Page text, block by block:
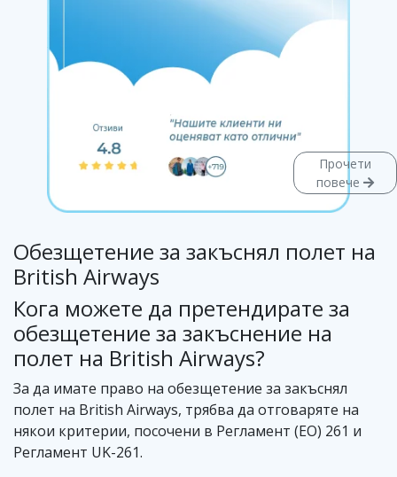
Прочети
повече
Обезщетение за закъснял полет на
British Airways
Кога можете да претендирате за
обезщетение за закъснение на
полет на British Airways?
За да имате право на обезщетение за закъснял
полет на British Airways, трябва да отговаряте на
някои критерии, посочени в Регламент (ЕО) 261 и
Регламент UK-261.